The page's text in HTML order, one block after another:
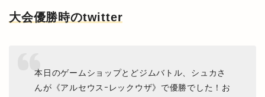
大会優勝時のtwitter
本日のゲームショップとどジムバトル、シュカさ
んが《アルセウスｰレックウザ》で優勝でした！お